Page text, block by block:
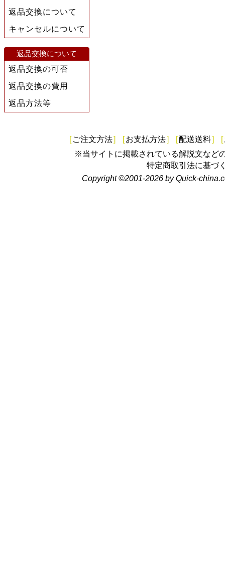
返品交換について
キャンセルについて
返品交換について
返品交換の可否
返品交換の費用
返品方法等
[ ご注文方法] [お支払方法] [配送送料] [
※当サイトに掲載されている解説文など
特定商取引法に基づ
Copyright ©2001-2026 by Quick-